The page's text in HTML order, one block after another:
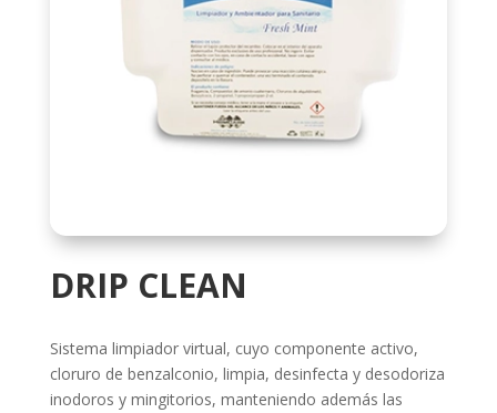
DRIP CLEAN
Sistema limpiador virtual, cuyo componente activo,
cloruro de benzalconio, limpia, desinfecta y desodoriza
inodoros y mingitorios, manteniendo además las